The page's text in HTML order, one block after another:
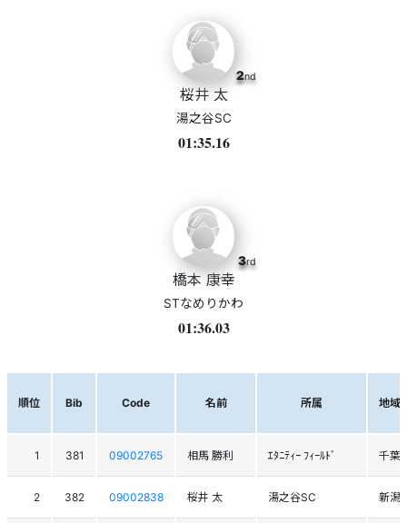
2nd
桜井 太
湯之谷SC
01:35.16
3rd
橋本 康幸
STなめりかわ
01:36.03
順位 Bib Code 名前 所属 地域
1 381 09002765 相馬 勝利 ｴﾀﾆﾃｨｰ ﾌｨｰﾙﾄﾞ 千葉
2 382 09002838 桜井 太 湯之谷SC 新潟